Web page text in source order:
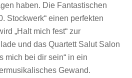
haben. Die Fantastischen
Stockwerk“ einen perfekten
„Halt mich fest“ zur
und das Quartett Salut Salon
mich bei dir sein“ in ein
Gewand.